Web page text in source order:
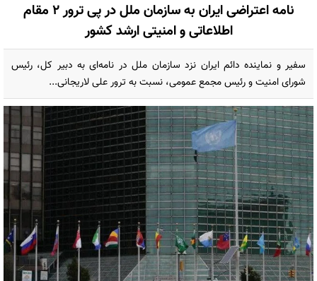
نامه اعتراضی ایران به سازمان ملل در پی ترور ۲ مقام
اطلاعاتی و امنیتی ارشد کشور
سفیر و نماینده دائم ایران نزد سازمان ملل در نامه‌ای به دبیر کل، رئیس
شورای امنیت و رئیس مجمع عمومی، نسبت به ترور علی لاریجانی...